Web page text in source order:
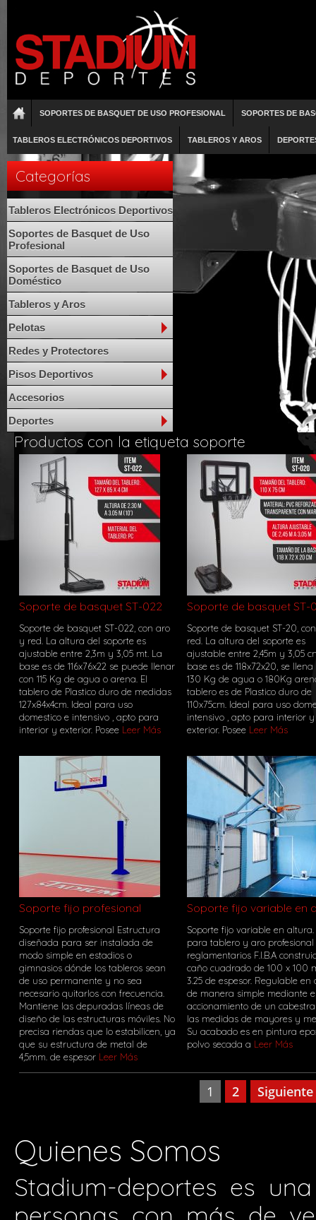
SOPORTES DE BASQUET DE USO PROFESIONAL SOPORTES DE
TABLEROS ELECTRÓNICOS DEPORTIVOS TABLEROS Y AROS
Categorías
Tableros Electrónicos Deportivos
Soportes de Basquet de Uso
Profesional
Soportes de Basquet de Uso
Doméstico
Tableros y Aros
Pelotas
Redes y Protectores
Pisos Deportivos
Accesorios
Deportes
Productos con la etiqueta soporte
Soporte de basquet ST-022
Soporte de basquet ST-022, con aro
y red. La altura del soporte es
ajustable entre 2,3m y 3,05 mt. La
base es de 116x76x22 se puede llenar
con 115 Kg de agua o arena. El
tablero de Plastico duro de medidas
127x84x4cm. Ideal para uso
domestico e intensivo , apto para
interior y exterior. Posee Leer Más
Soporte de basquet ST-
Soporte de basquet ST-20,
red. La altura del soporte es
ajustable entre 2,45m y 3,05
base es de 118x72x20, se llena
130 Kg de agua o 180Kg
tablero es de Plastico duro de
110x75cm. Ideal para uso
intensivo , apto para interior y
exterior. Posee Leer Más
Soporte fijo profesional
Soporte fijo profesional Estructura
diseñada para ser instalada de
modo simple en estadios o
gimnasios dónde los tableros sean
de uso permanente y no sea
necesario quitarlos con frecuencia.
Mantiene las depuradas líneas de
diseño de las estructuras móviles. No
precisa riendas que lo estabilicen, ya
que su estructura de metal de
4,5mm. de espesor Leer Más
Soporte fijo variable en
Soporte fijo variable en altura.
para tablero y aro profesional
reglamentarios F.I.B.A
caño cuadrado de 100 x 100
3.25 de espesor. Regulable en
de manera simple mediante
accionamiento de un
las medidas de mayores y
Su acabado es en pintura
polvo secada a Leer Más
1 2 Siguiente
Quienes Somos
Stadium-deportes es